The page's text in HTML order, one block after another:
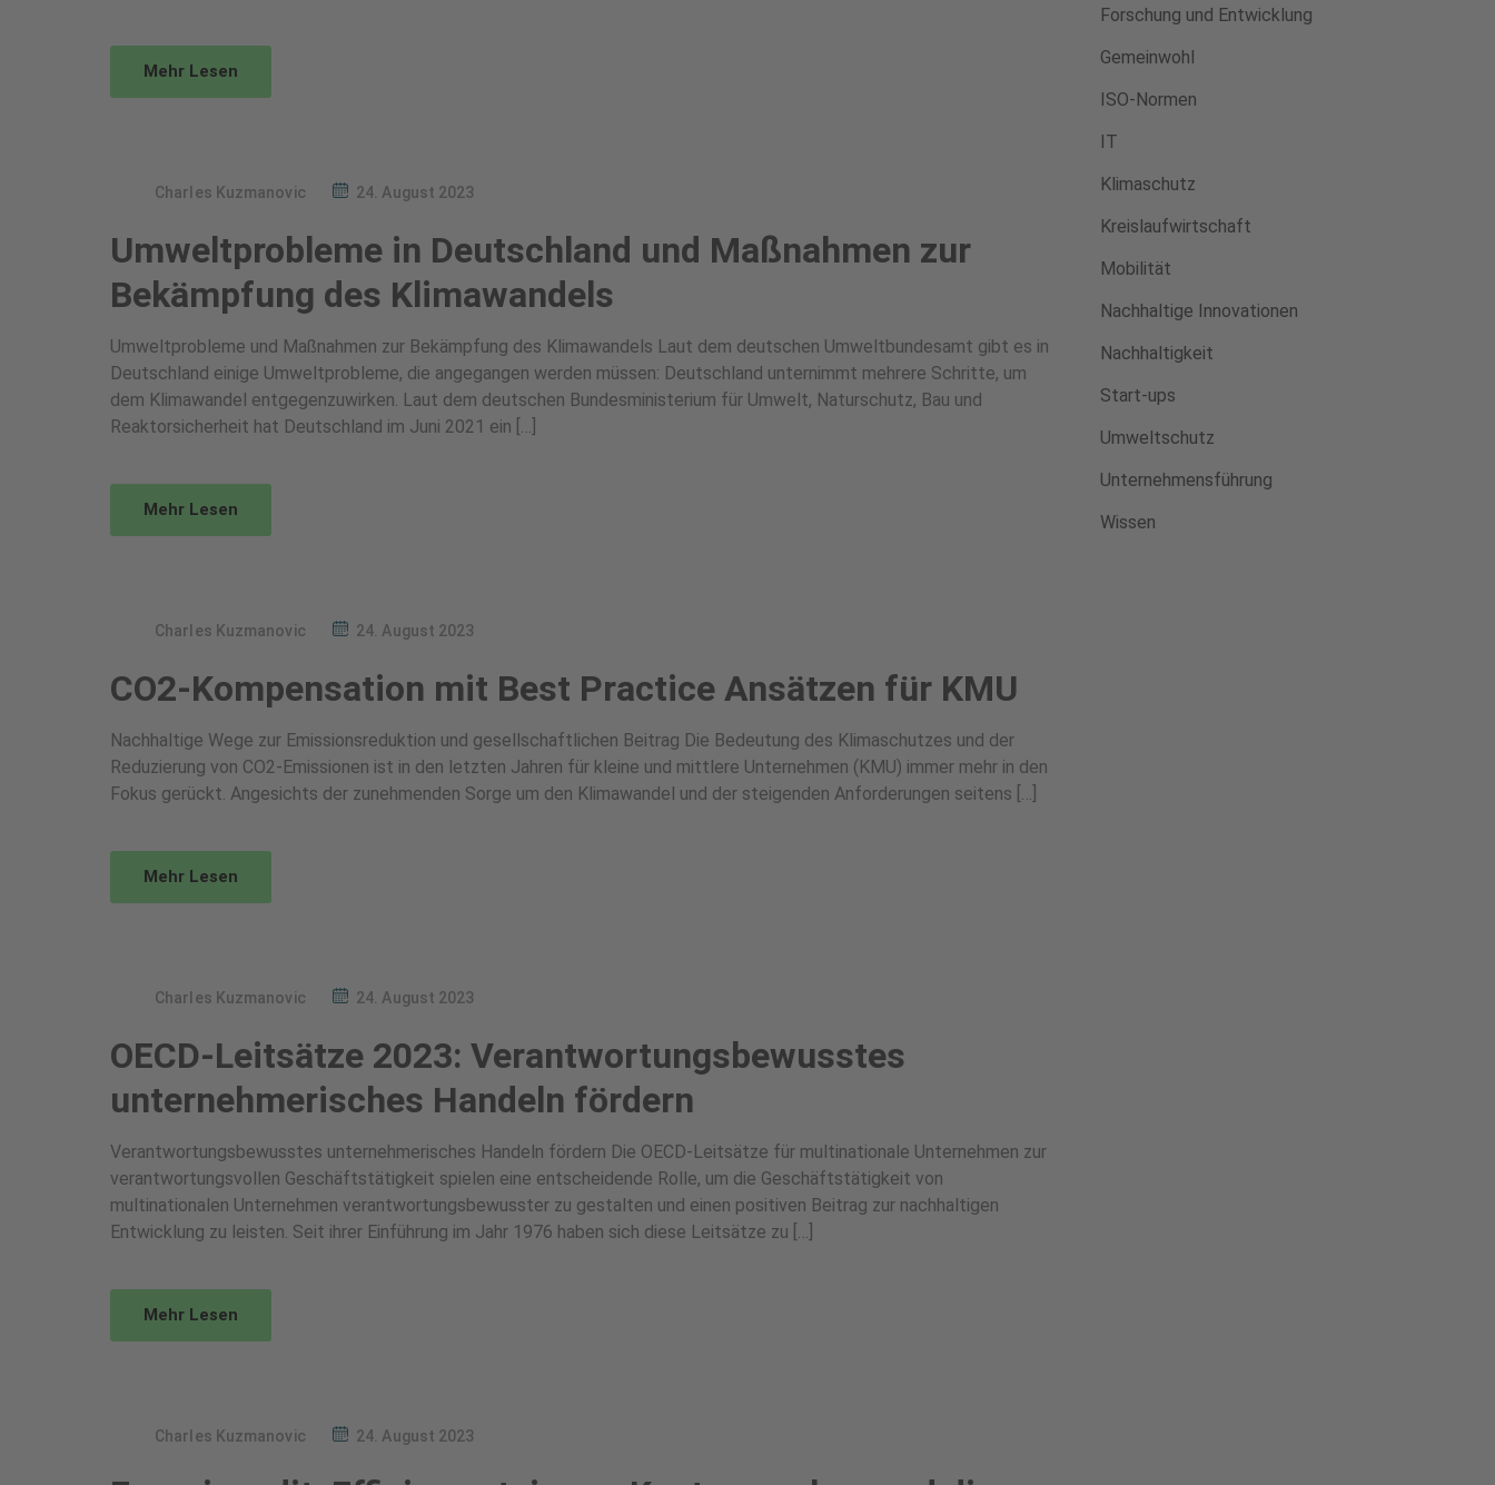
Mehr Lesen
Charles Kuzmanovic 24. August 2023
Umweltprobleme in Deutschland und Maßnahmen zur
Bekämpfung des Klimawandels
Umweltprobleme und Maßnahmen zur Bekämpfung des Klimawandels Laut dem deutschen Umweltbundesamt gibt es in
Deutschland einige Umweltprobleme, die angegangen werden müssen: Deutschland unternimmt mehrere Schritte, um
dem Klimawandel entgegenzuwirken. Laut dem deutschen Bundesministerium für Umwelt, Naturschutz, Bau und
Reaktorsicherheit hat Deutschland im Juni 2021 ein […]
Mehr Lesen
Charles Kuzmanovic 24. August 2023
CO2-Kompensation mit Best Practice Ansätzen für KMU
Nachhaltige Wege zur Emissionsreduktion und gesellschaftlichen Beitrag Die Bedeutung des Klimaschutzes und der
Reduzierung von CO2-Emissionen ist in den letzten Jahren für kleine und mittlere Unternehmen (KMU) immer mehr in den
Fokus gerückt. Angesichts der zunehmenden Sorge um den Klimawandel und der steigenden Anforderungen seitens […]
Mehr Lesen
Charles Kuzmanovic 24. August 2023
OECD-Leitsätze 2023: Verantwortungsbewusstes
unternehmerisches Handeln fördern
Verantwortungsbewusstes unternehmerisches Handeln fördern Die OECD-Leitsätze für multinationale Unternehmen zur
verantwortungsvollen Geschäftstätigkeit spielen eine entscheidende Rolle, um die Geschäftstätigkeit von
multinationalen Unternehmen verantwortungsbewusster zu gestalten und einen positiven Beitrag zur nachhaltigen
Entwicklung zu leisten. Seit ihrer Einführung im Jahr 1976 haben sich diese Leitsätze zu […]
Mehr Lesen
Charles Kuzmanovic 24. August 2023
Forschung und Entwicklung
Gemeinwohl
ISO-Normen
IT
Klimaschutz
Kreislaufwirtschaft
Mobilität
Nachhaltige Innovationen
Nachhaltigkeit
Start-ups
Umweltschutz
Unternehmensführung
Wissen